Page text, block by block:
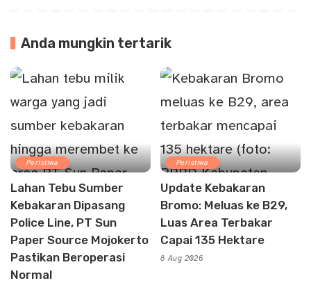
Anda mungkin tertarik
Peristiwa
Lahan Tebu Sumber
Kebakaran Dipasang
Police Line, PT Sun
Paper Source Mojokerto
Pastikan Beroperasi
Normal
Peristiwa
Update Kebakaran
Bromo: Meluas ke B29,
Luas Area Terbakar
Capai 135 Hektare
8 Aug 2026